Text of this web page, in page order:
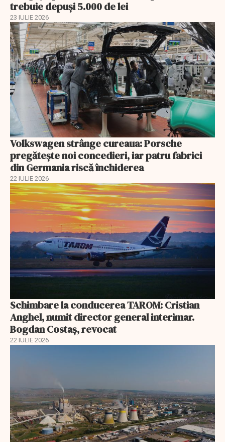
trebuie depuși 5.000 de lei
23 IULIE 2026
Volkswagen strânge cureaua: Porsche
pregătește noi concedieri, iar patru fabrici
din Germania riscă închiderea
22 IULIE 2026
Schimbare la conducerea TAROM: Cristian
Anghel, numit director general interimar.
Bogdan Costaș, revocat
22 IULIE 2026